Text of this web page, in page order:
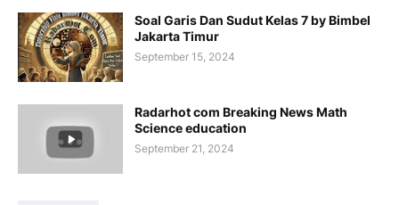
Soal Garis Dan Sudut Kelas 7 by Bimbel
Jakarta Timur
September 15, 2024
Radarhot com Breaking News Math
Science education
September 21, 2024